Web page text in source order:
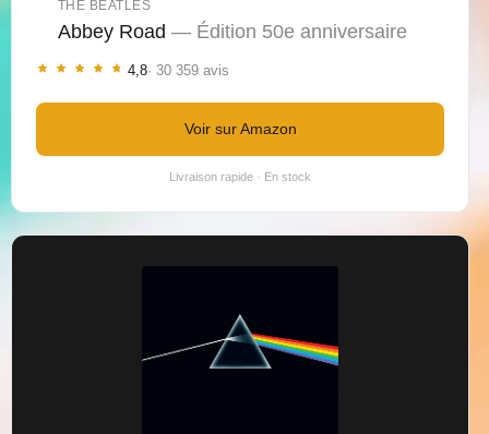
THE BEATLES
Abbey Road — Édition 50e anniversaire
4,8· 30 359 avis
Voir sur Amazon
Livraison rapide · En stock